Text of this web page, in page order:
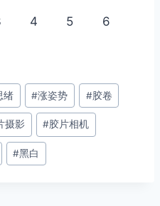
4 5 6
绪 #涨姿势 #胶卷
摄影 #胶片相机
#黑白